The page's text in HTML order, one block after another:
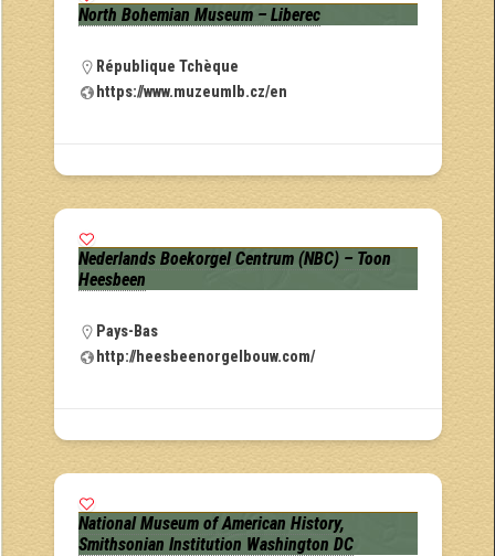
North Bohemian Museum – Liberec
République Tchèque
https://www.muzeumlb.cz/en
Nederlands Boekorgel Centrum (NBC) – Toon
Heesbeen
Pays-Bas
http://heesbeenorgelbouw.com/
National Museum of American History,
Smithsonian Institution Washington DC